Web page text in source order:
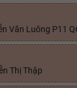
Văn Luông P11
Thị Thập